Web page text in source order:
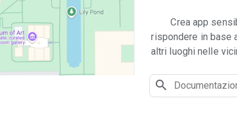
Crea app
rispondere in base
altri luoghi nelle